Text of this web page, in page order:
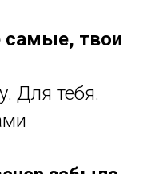
самые, твои
Для тебя.